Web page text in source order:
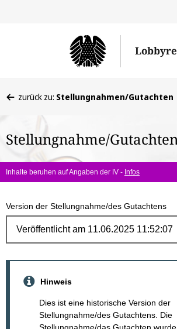
befinden
hier:
zurück zu: Stellungnahmen/Gutachten
Stellungnahme/Gutachten
Inhalte beruhen auf Angaben der IV - Infos
Version der Stellungnahme/des Gutachtens
Hinweis
Dies ist eine historische Version der
Stellungnahme/des Gutachtens. Die